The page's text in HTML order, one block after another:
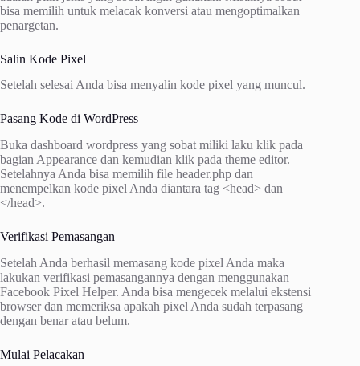
bisa memilih untuk melacak konversi atau mengoptimalkan
penargetan.
Salin Kode Pixel
Setelah selesai Anda bisa menyalin kode pixel yang muncul.
Pasang Kode di WordPress
Buka dashboard wordpress yang sobat miliki laku klik pada
bagian Appearance dan kemudian klik pada theme editor.
Setelahnya Anda bisa memilih file header.php dan
menempelkan kode pixel Anda diantara tag <head> dan
</head>.
Verifikasi Pemasangan
Setelah Anda berhasil memasang kode pixel Anda maka
lakukan verifikasi pemasangannya dengan menggunakan
Facebook Pixel Helper. Anda bisa mengecek melalui ekstensi
browser dan memeriksa apakah pixel Anda sudah terpasang
dengan benar atau belum.
Mulai Pelacakan